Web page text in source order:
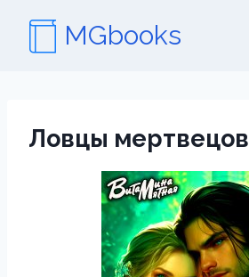
содержимому
MGbooks
Ловцы мертвецов